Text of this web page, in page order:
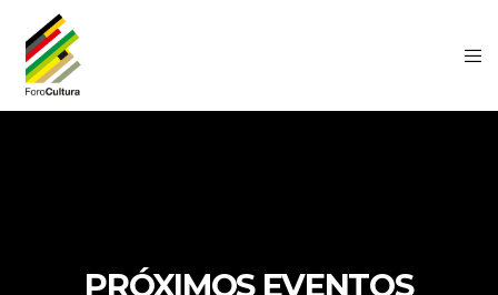
PRÓXIMOS EVENTOS